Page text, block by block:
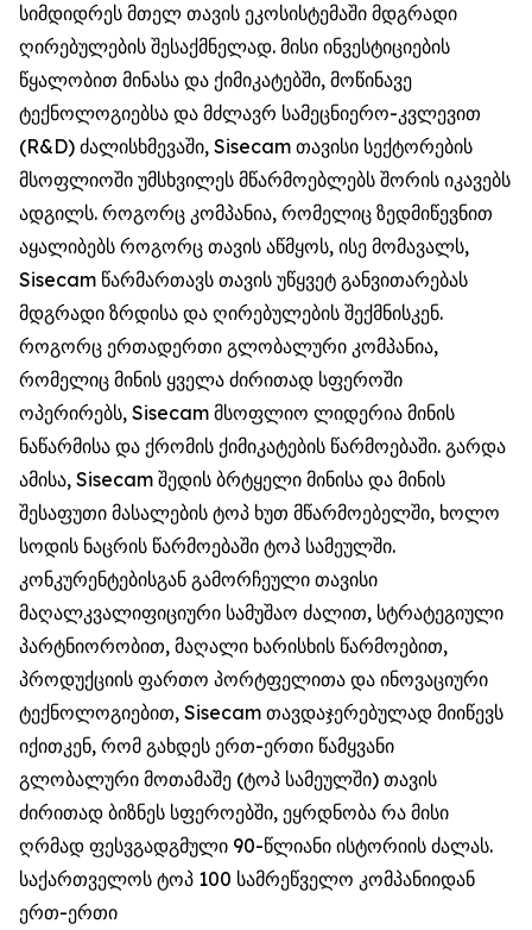
სიმდიდრეს მთელ თავის ეკოსისტემაში მდგრადი
ღირებულების შესაქმნელად. მისი ინვესტიციების
წყალობით მინასა და ქიმიკატებში, მოწინავე
ტექნოლოგიებსა და მძლავრ სამეცნიერო-კვლევით
(R&D) ძალისხმევაში, Sisecam თავისი სექტორების
მსოფლიოში უმსხვილეს მწარმოებლებს შორის იკავებს
ადგილს. როგორც კომპანია, რომელიც ზედმიწევნით
აყალიბებს როგორც თავის აწმყოს, ისე მომავალს,
Sisecam წარმართავს თავის უწყვეტ განვითარებას
მდგრადი ზრდისა და ღირებულების შექმნისკენ.
როგორც ერთადერთი გლობალური კომპანია,
რომელიც მინის ყველა ძირითად სფეროში
ოპერირებს, Sisecam მსოფლიო ლიდერია მინის
ნაწარმისა და ქრომის ქიმიკატების წარმოებაში. გარდა
ამისა, Sisecam შედის ბრტყელი მინისა და მინის
შესაფუთი მასალების ტოპ ხუთ მწარმოებელში, ხოლო
სოდის ნაცრის წარმოებაში ტოპ სამეულში.
კონკურენტებისგან გამორჩეული თავისი
მაღალკვალიფიციური სამუშაო ძალით, სტრატეგიული
პარტნიორობით, მაღალი ხარისხის წარმოებით,
პროდუქციის ფართო პორტფელითა და ინოვაციური
ტექნოლოგიებით, Sisecam თავდაჯერებულად მიიწევს
იქითკენ, რომ გახდეს ერთ-ერთი წამყვანი
გლობალური მოთამაშე (ტოპ სამეულში) თავის
ძირითად ბიზნეს სფეროებში, ეყრდნობა რა მისი
ღრმად ფესვგადგმული 90-წლიანი ისტორიის ძალას.
საქართველოს ტოპ 100 სამრეწველო კომპანიიდან
ერთ-ერთი